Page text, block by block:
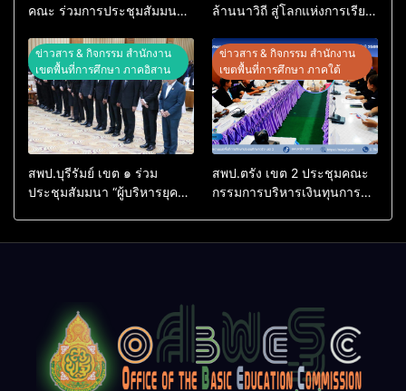
คณะ ร่วมการประชุมสัมมนา
นำการศึกษาไทยสู่อนาคต”
ประจำเขตตรวจราชการที่ 13
ล้านนาวิถี สู่โลกแห่งการเรียน
ประจำปีการศึกษา 2569
ข่าวสาร & กิจกรรม สำนักงาน
เขตพื้นที่การศึกษา ภาคอิสาน
สพป.บุรีรัมย์ เขต ๑ ร่วม
ประชุมสัมมนา “ผู้บริหารยุค
ข่าวสาร & กิจกรรม สำนักงาน
เขตพื้นที่การศึกษา ภาคใต้
สพป.ตรัง เขต 2 ประชุมคณะ
กรรมการบริหารเงินทุนการ